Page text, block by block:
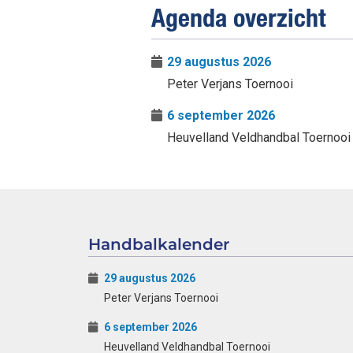
Agenda overzicht
29 augustus 2026
Peter Verjans Toernooi
6 september 2026
Heuvelland Veldhandbal Toernooi
Handbalkalender
29 augustus 2026
Peter Verjans Toernooi
6 september 2026
Heuvelland Veldhandbal Toernooi